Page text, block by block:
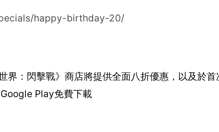
happy-birthday-20/
：閃擊戰》商店將提供全面八折優惠，以及於首
Play免費下載